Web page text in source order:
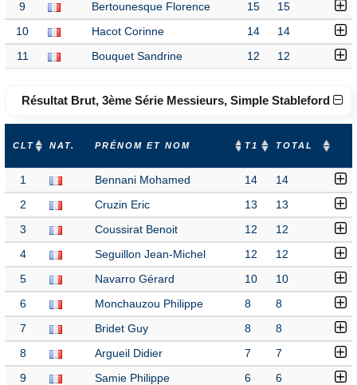
9 Bertounesque Florence 15 15
10 Hacot Corinne 14 14
11 Bouquet Sandrine 12 12
Résultat Brut, 3ème Série Messieurs, Simple Stableford
CLT NAT. PRÉNOM ET NOM T1 TOTAL
1 Bennani Mohamed 14 14
2 Cruzin Eric 13 13
3 Coussirat Benoit 12 12
4 Seguillon Jean-Michel 12 12
5 Navarro Gérard 10 10
6 Monchauzou Philippe 8 8
7 Bridet Guy 8 8
8 Argueil Didier 7 7
9 Samie Philippe 6 6